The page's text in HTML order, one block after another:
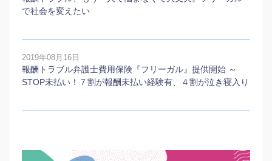
で社会を変えたい
2019年08月16日
報酬トラブル弁護士費用保険『フリーガル』提供開始 ～
STOP未払い！７割が報酬未払い経験有、４割が泣き寝入り